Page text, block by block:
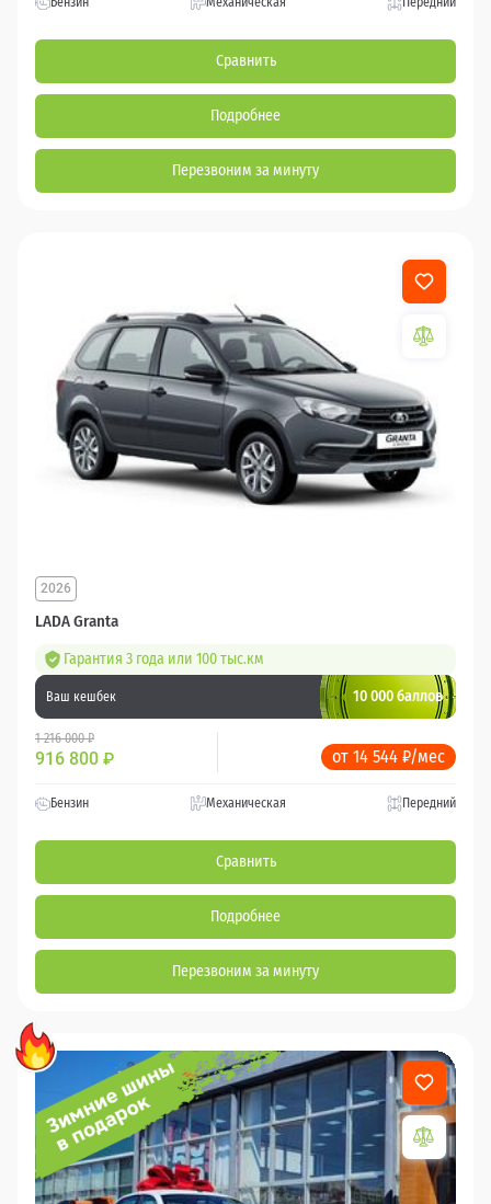
Сравнить
Подробнее
Перезвоним за минуту
LADA Granta
2026
Гарантия 3 года или 100 тыс.км
Ваш кешбек 10 000 баллов
1 216 000 ₽
916 800 ₽ от 14 544 ₽/мес
Бензин Механическая Передний
Сравнить
Подробнее
Перезвоним за минуту